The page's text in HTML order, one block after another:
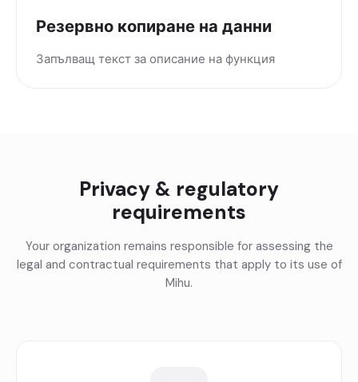
Резервно копиране на данни
Запълващ текст за описание на функция
Privacy & regulatory
requirements
Your organization remains responsible for assessing the
legal and contractual requirements that apply to its use of
Mihu.